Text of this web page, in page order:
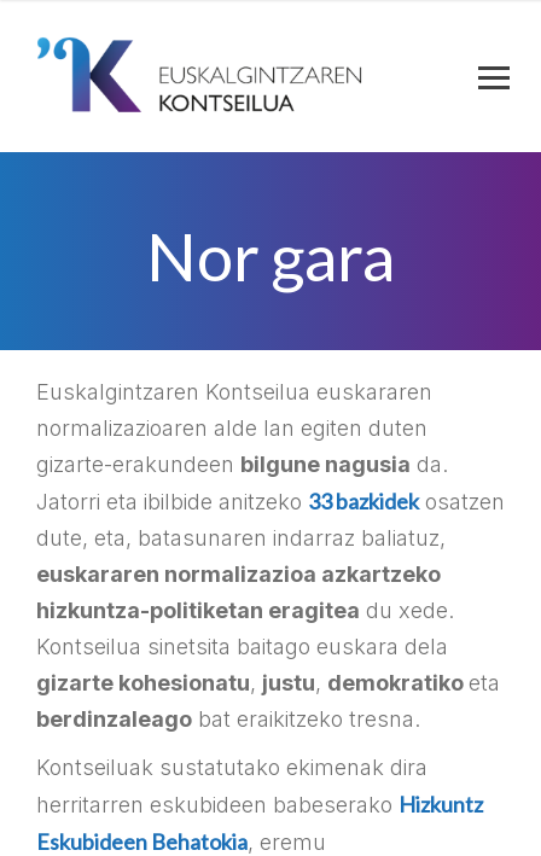
Nor gara
Euskalgintzaren Kontseilua euskararen
normalizazioaren alde lan egiten duten
gizarte-erakundeen bilgune nagusia da.
Jatorri eta ibilbide anitzeko 33 bazkidekosatzen
dute, eta, batasunaren indarraz baliatuz,
euskararen normalizazioa azkartzeko
hizkuntza-politiketan eragitea du xede.
Kontseilua sinetsita baitago euskara dela
gizarte kohesionatu, justu, demokratiko eta
berdinzaleago bat eraikitzeko tresna.
Kontseiluak sustatutako ekimenak dira
herritarren eskubideen babeserako Hizkuntz
Eskubideen Behatokia, eremu